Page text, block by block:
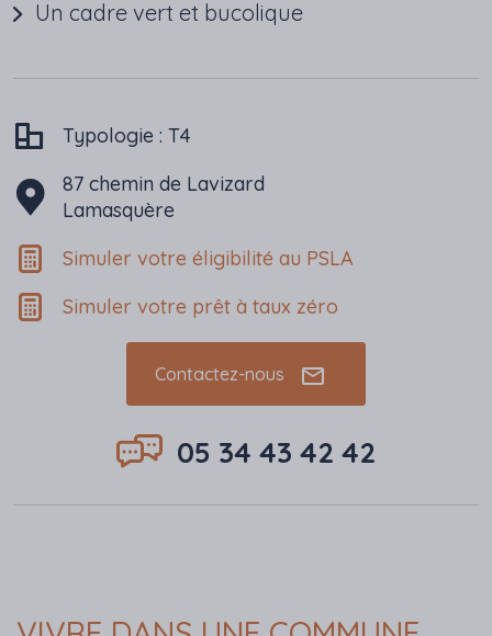
Un cadre vert et bucolique
Typologie : T4
87 chemin de Lavizard
Lamasquère
Simuler votre éligibilité au PSLA
Simuler votre prêt à taux zéro
Contactez-nous
05 34 43 42 42